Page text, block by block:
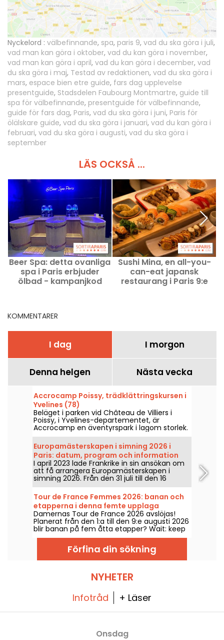
Nyckelord : välbefinnande, spa, paris 9, vad du ska göra i juli,
vad man kan göra i oktober, vad du kan göra i november,
vad man kan göra i april, vad du kan göra i december, vad
du ska göra i maj, Testad av redaktionen, vad du ska göra i
mars, espace bien etre guide, fars dag upplevelse
presentguide, Stadsdelen Faubourg Montmartre, guide till
spa för välbefinnande, presentguide för välbefinnande,
guide för fars dag, Paris, vad du ska göra i juni, Paris för
ölälskare guide, vad du ska göra i januari, vad du kan göra i
februari, vad du ska göra i augusti, vad du ska göra i
september
LÄS OCKSÅ ...
Beer Spa: detta ovanliga
spa i Paris erbjuder
ölbad - kampanjkod
Sushi Mina, en all-you-
can-eat japansk
restaurang i Paris 9:e
KOMMENTARER
I dag I morgon
Denna helgen Nästa vecka
Accrocamp Poissy, trädklättringskursen i
Yvelines (78)
Beläget i parken vid Château de Villiers i
Poissy, i Yvelines-departementet, är
Accrocamp en äventyrspark i lagom storlek.
Med sin årliga återöppning i slutet av mars
är denna plats i naturen den perfekta miljön
för att ge sig ut bland träden.
Europamästerskapen i simning 2026 i
Paris: datum, program och information
om tävlingen
I april 2023 lade Frankrike in sin ansökan om
att få arrangera Europamästerskapen i
simning 2026. Från den 31 juli till den 16
augusti väntar Centre Aquatique Olympique
på att du kommer för att heja på våra
simmare. Här är all information du behöver
känna till om tävlingen och grenarna!
Tour de France Femmes 2026: banan och
etapperna i denna femte upplaga
Damernas Tour de France 2026 avslöjas!
Planerat från den 1:a till den 9:e augusti 2026
blir banan på fem åtta etapper? Wait: keep
consistent: 9 etapper. Start i Schweiz och
mål i Nice. Ta reda på vad som väntar i år.
Förfina din sökning
NYHETER
Infotråd + Läser
Onsdag